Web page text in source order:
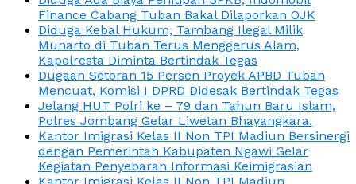
Finance Cabang Tuban Bakal Dilaporkan OJK
Diduga Kebal Hukum, Tambang Ilegal Milik
Munarto di Tuban Terus Menggerus Alam,
Kapolresta Diminta Bertindak Tegas
Dugaan Setoran 15 Persen Proyek APBD Tuban
Mencuat, Komisi I DPRD Didesak Bertindak Tegas
Jelang HUT Polri ke – 79 dan Tahun Baru Islam,
Polres Jombang Gelar Liwetan Bhayangkara.
Kantor Imigrasi Kelas II Non TPI Madiun Bersinergi
dengan Pemerintah Kabupaten Ngawi Gelar
Kegiatan Penyebaran Informasi Keimigrasian